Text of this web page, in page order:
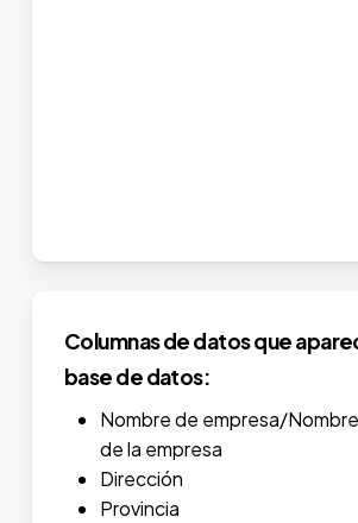
Columnas de datos que
base de datos:
Nombre de empresa/
de la empresa
Dirección
Provincia